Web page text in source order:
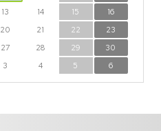
13 14 15
16
20 21 22
23
27 28 29
30
3 4 5 6